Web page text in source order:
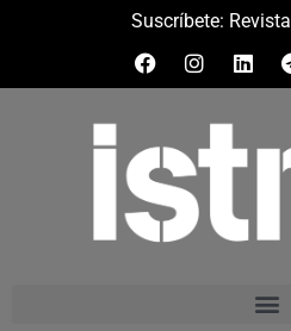
Suscríbete: Revista